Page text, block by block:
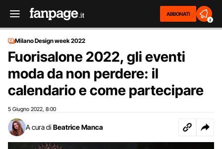
ABBONATI
2
Milano Design week 2022
Fuorisalone 2022, gli eventi
moda da non perdere: il
calendario e come partecipare
5 Giugno 2022 8:00
A cura di Beatrice Manca